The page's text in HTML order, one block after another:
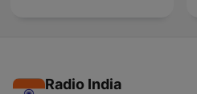
Radio India